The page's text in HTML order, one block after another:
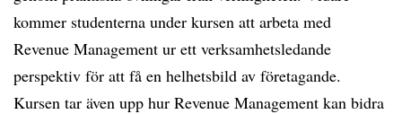
kommer studenterna under kursen att arbeta med
Revenue Management ur ett verksamhetsledande
perspektiv för att få en helhetsbild av företagande.
Kursen tar även upp hur Revenue Management kan bidra